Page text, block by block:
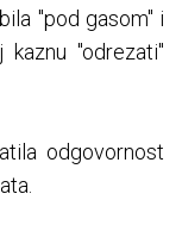
"pod gasom" i
"odrezati"
odgovornost